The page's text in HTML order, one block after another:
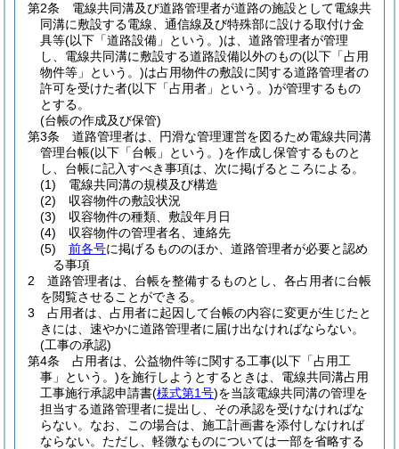
第2条
電線共同溝及び道路管理者が道路の施設として電線共
同溝に敷設する電線、通信線及び特殊部に設ける取付け金
具等(以下「道路設備」という。)は、道路管理者が管理
し、電線共同溝に敷設する道路設備以外のもの(以下「占用
物件等」という。)は占用物件の敷設に関する道路管理者の
許可を受けた者(以下「占用者」という。)が管理するもの
とする。
(台帳の作成及び保管)
第3条
道路管理者は、円滑な管理運営を図るため電線共同溝
管理台帳(以下「台帳」という。)を作成し保管するものと
し、台帳に記入すべき事項は、次に掲げるところによる。
(1)
電線共同溝の規模及び構造
(2)
収容物件の敷設状況
(3)
収容物件の種類、敷設年月日
(4)
収容物件の管理者名、連絡先
(5)
前各号に掲げるもののほか、道路管理者が必要と認め
る事項
2
道路管理者は、台帳を整備するものとし、各占用者に台帳
を閲覧させることができる。
3
占用者は、占用者に起因して台帳の内容に変更が生じたと
きには、速やかに道路管理者に届け出なければならない。
(工事の承認)
第4条
占用者は、公益物件等に関する工事(以下「占用工
事」という。)を施行しようとするときは、電線共同溝占用
工事施行承認申請書(様式第1号)を当該電線共同溝の管理を
担当する道路管理者に提出し、その承認を受けなければな
らない。 なお、この場合は、施工計画書を添付しなければ
ならない。 ただし、軽微なものについては一部を省略する